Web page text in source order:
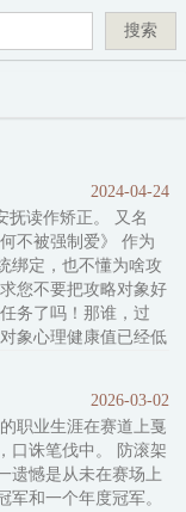
搜索
2024-04-24
抚读作矫正。 又名
不被强制爱》 作为
绑定，也不懂为啥攻
您不要把攻略对象好
务了吗！那谁，过
象心理健康值已经低
啥！ 在经历过无数
口play后，
2026-03-02
职业生涯在赛道上戛
口诛笔伐中。 防滚架
遗憾是从未在赛场上
和一个年度冠军。